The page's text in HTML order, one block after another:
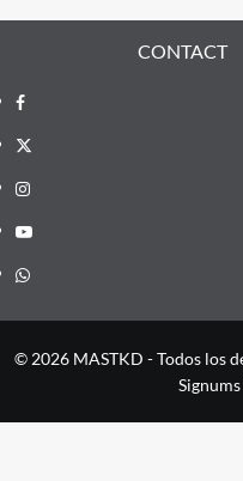
CONTACT
Facebook
X
Instagram
YouTube
Whatsapp